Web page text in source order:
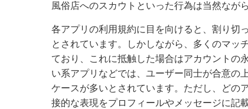
風俗店へのスカウトといった行為は当然なが
各アプリの利用規約に目を向けると、割り切
とされています。しかしながら、多くのマッ
ており、これに抵触した場合はアカウントの
い系アプリなどでは、ユーザー同士が合意の
ケースが多いとされています。ただし、どの
接的な表現をプロフィールやメッセージに記